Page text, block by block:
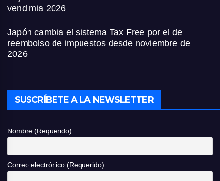
vendimia 2026
Japón cambia el sistema Tax Free por el de
reembolso de impuestos desde noviembre de
2026
SUSCRÍBETE A LA NEWSLETTER
Nombre (Requerido)
Correo electrónico (Requerido)